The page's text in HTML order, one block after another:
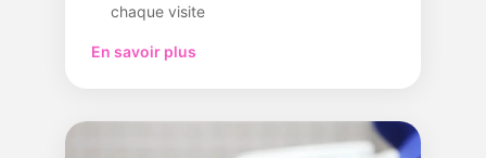
chaque visite
En savoir plus